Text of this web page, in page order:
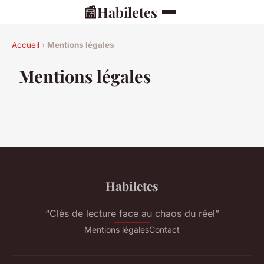
📰Habiletes
Accueil › Mentions légales
Mentions légales
Habiletes
“Clés de lecture face au chaos du réel”
Mentions légalesContact